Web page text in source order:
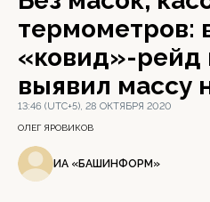
термометров:
«ковид»-рейд
выявил массу
13:46 (UTC+5), 28 ОКТЯБРЯ 2020
ОЛЕГ ЯРОВИКОВ
ИА «БАШИНФОРМ»